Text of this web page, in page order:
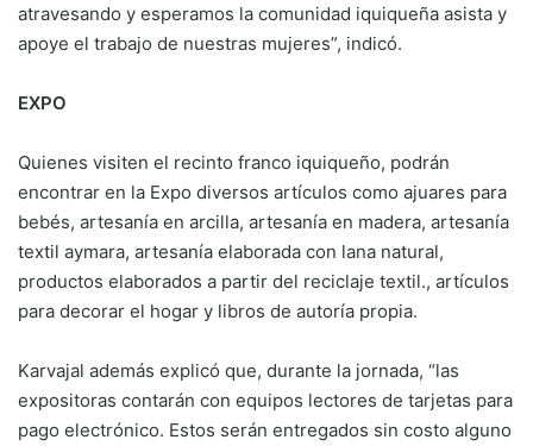
atravesando y esperamos la comunidad iquiqueña asista y
apoye el trabajo de nuestras mujeres”, indicó.
EXPO
Quienes visiten el recinto franco iquiqueño, podrán
encontrar en la Expo diversos artículos como ajuares para
bebés, artesanía en arcilla, artesanía en madera, artesanía
textil aymara, artesanía elaborada con lana natural,
productos elaborados a partir del reciclaje textil., artículos
para decorar el hogar y libros de autoría propia.
Karvajal además explicó que, durante la jornada, “las
expositoras contarán con equipos lectores de tarjetas para
pago electrónico. Estos serán entregados sin costo alguno